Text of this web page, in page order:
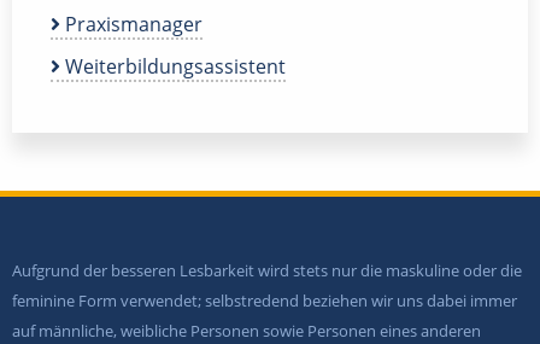
Praxismanager
Weiterbildungsassistent
Aufgrund der besseren Lesbarkeit wird stets nur die maskuline oder die
feminine Form verwendet; selbstredend beziehen wir uns dabei immer
auf männliche, weibliche Personen sowie Personen eines anderen